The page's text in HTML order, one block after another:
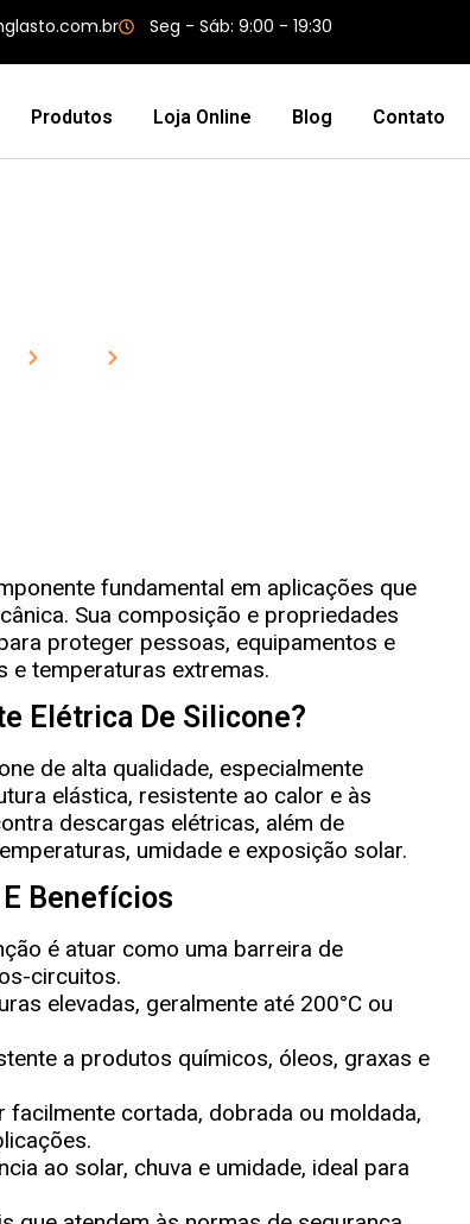
Seg - Sáb: 9:00 - 19:30
Produtos Loja Online Blog Contato
fundamental em aplicações que
Sua composição e propriedades
proteger pessoas, equipamentos e
e temperaturas extremas.
Elétrica De Silicone?
de alta qualidade, especialmente
elástica, resistente ao calor e às
descargas elétricas, além de
umidade e exposição solar.
Benefícios
é atuar como uma barreira de
circuitos.
elevadas, geralmente até 200°C ou
a produtos químicos, óleos, graxas e
facilmente cortada, dobrada ou moldada,
ao solar, chuva e umidade, ideal para